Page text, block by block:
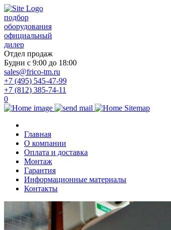
подбор
оборудования
официальный
дилер
Отдел продаж
Будни с 9:00 до 18:00
sales@frico-tm.ru
+7 (495) 545-47-99
+7 (812) 385-74-11
0
Главная
О компании
Оплата и доставка
Монтаж
Гарантия
Информационные материалы
Контакты